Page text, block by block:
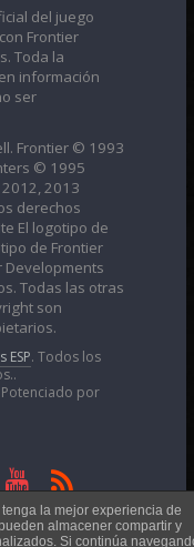
del juego
Frontier
Toda la
información
ser
Frontier © 1993
© 1995
2013
derechos
El logotipo de
de Frontier
Developments
Todas las otras
son
ESP. Todos los
Potenciado por
Creative Commons
la mejor experiencia de
almacener compartir y
Si continúa